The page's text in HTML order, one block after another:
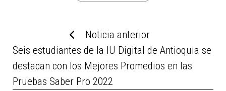
Noticia anterior
Seis estudiantes de la IU Digital de Antioquia se
destacan con los Mejores Promedios en las
Pruebas Saber Pro 2022